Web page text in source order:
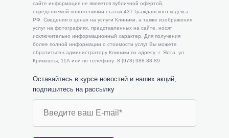
сайте информация не является публичной офертой,
определяемой положениями статьи 437 Гражданского кодекса
РФ. Сведения о ценах на услуги Клиники, а также изображения
услуг на фотографиях, представленных на сайте, носят
исключительно информационный характер. Для получения
более полной информации о стоимости услуг Вы можете
обратиться к администратору Клиники по адресу: г. Ялта, ул.
Кривошты, 11А или по телефону: 8 (978) 988-88-89
Оставайтесь в курсе новостей и наших акций,
подпишитесь на рассылку